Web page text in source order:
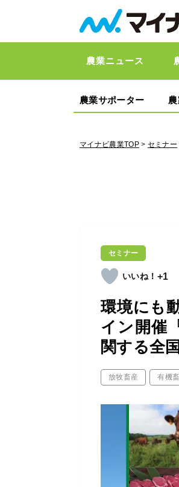
農業ニュース
農業サポーター
マイナビ農業TOP> セミナー
セミナー
+1
環境にも
イン開催
関する全
放牧畜産 有機